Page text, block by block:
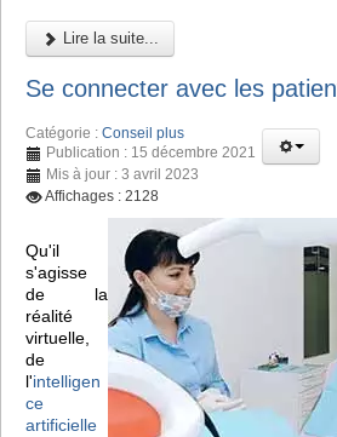
Lire la suite...
Se connecter avec les
Catégorie : Conseil plus
Publication : 15 décembre 2021
Mis à jour : 3 avril 2023
Affichages : 2128
Qu'il
s'agisse
de la
réalité
virtuelle,
de
l'intelligen
ce
artificielle